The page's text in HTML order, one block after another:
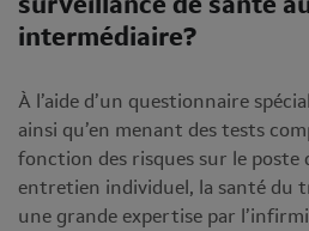
intermédiaire?
À l’aide d’un questionnaire
ainsi qu’en menant des tests
fonction des risques sur le poste
entretien individuel, la santé du
une grande expertise par